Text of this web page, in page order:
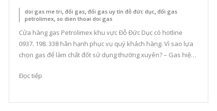
doi gas me tri đổi gas, đổi gas uy tín đỗ đức dục, đổi gas
petrolimex, so dien thoai doi gas
Cửa hàng gas Petrolimex khu vực Đỗ Đức Dục có hotline
0937. 198. 338 hân hạnh phục vụ quý khách hàng. Vì sao lựa
chọn gas để làm chất đốt sử dụng thường xuyên? – Gas hiện
dụng, an toàn và hiệu […]
Đọc tiếp